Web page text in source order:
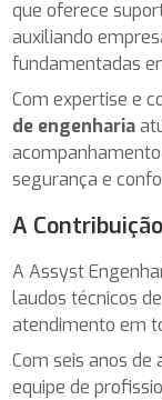
que oferece
auxiliando
fundamentadas
Com expertise e
de engenharia
segurança e
A
A Assyst
laudos técnicos
atendimento em
Com seis anos
equipe de